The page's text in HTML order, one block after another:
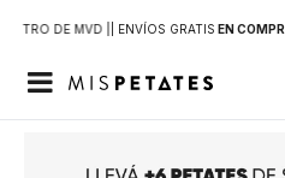
DE MVD | | ENVÍOS GRATIS EN
